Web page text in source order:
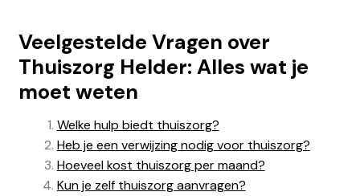
Veelgestelde Vragen over
Thuiszorg Helder: Alles wat je
moet weten
Welke hulp biedt thuiszorg?
Heb je een verwijzing nodig voor thuiszorg?
Hoeveel kost thuiszorg per maand?
Kun je zelf thuiszorg aanvragen?